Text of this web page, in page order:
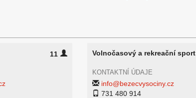
11 Volnočasový a rekreační sport
KONTAKTNÍ ÚDAJE
info@bezecvysociny.cz
731 480 914